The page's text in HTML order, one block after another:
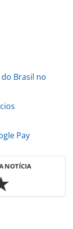
Brasil no
Pay
NOTÍCIA